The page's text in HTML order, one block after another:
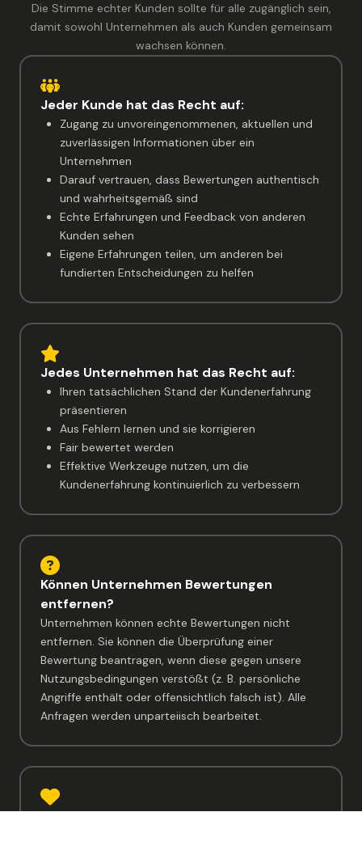
Die Stimme echter Kunden sollte für alle zugänglich sein,
damit sowohl Unternehmen als auch Kunden gemeinsam
wachsen können.
Jeder Kunde hat das Recht auf:
Zugang zu unvoreingenommenen, aktuellen und
zuverlässigen Informationen über ein
Unternehmen
Darauf vertrauen, dass Bewertungen authentisch
und wahrheitsgemäß sind
Echte Erfahrungen und Feedback von anderen
Kunden sehen
Eigene Erfahrungen teilen, um anderen bei
fundierten Entscheidungen zu helfen
Jedes Unternehmen hat das Recht auf:
Ihren tatsächlichen Stand der Kundenerfahrung
präsentieren
Aus Fehlern lernen und sie korrigieren
Fair bewertet werden
Effektive Werkzeuge nutzen, um die
Kundenerfahrung kontinuierlich zu verbessern
Können Unternehmen Bewertungen
entfernen?
Unternehmen können echte Bewertungen nicht
entfernen. Sie können die Überprüfung einer
Bewertung beantragen, wenn diese gegen unsere
Nutzungsbedingungen verstößt (z. B. persönliche
Angriffe enthält oder offensichtlich falsch ist). Alle
Anfragen werden unparteiisch bearbeitet.
Trustmarys Engagement für Fairness